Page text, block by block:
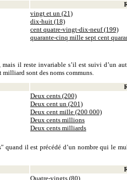
vingt et un (21)
dix-huit (18)
cent quatre-vingt-dix-neuf (199)
quarante-cinq mille sept cent
il reste invariable s’il est suivi d’un
sont des noms communs.
Deux cents (200)
Deux cent un (201)
Deux cent mille (200 000)
Deux cents millions
Deux cents milliards
il est précédé d’un nombre qui le
Quatre-vingts (80)